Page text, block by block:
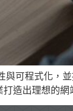
與可程式化，
造出理想的網